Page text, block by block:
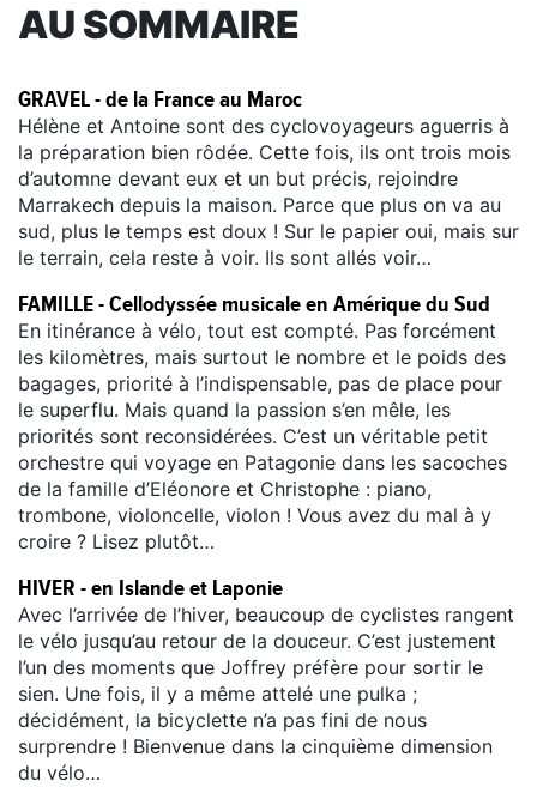
AU SOMMAIRE
GRAVEL - de la France au Maroc
Hélène et Antoine sont des cyclovoyageurs aguerris à
la préparation bien rôdée. Cette fois, ils ont trois mois
d’automne devant eux et un but précis, rejoindre
Marrakech depuis la maison. Parce que plus on va au
sud, plus le temps est doux ! Sur le papier oui, mais sur
le terrain, cela reste à voir. Ils sont allés voir…
FAMILLE - Cellodyssée musicale en Amérique du Sud
En itinérance à vélo, tout est compté. Pas forcément
les kilomètres, mais surtout le nombre et le poids des
bagages, priorité à l’indispensable, pas de place pour
le superflu. Mais quand la passion s’en mêle, les
priorités sont reconsidérées. C’est un véritable petit
orchestre qui voyage en Patagonie dans les sacoches
de la famille d’Eléonore et Christophe : piano,
trombone, violoncelle, violon ! Vous avez du mal à y
croire ? Lisez plutôt…
HIVER - en Islande et Laponie
Avec l’arrivée de l’hiver, beaucoup de cyclistes rangent
le vélo jusqu’au retour de la douceur. C’est justement
l’un des moments que Joffrey préfère pour sortir le
sien. Une fois, il y a même attelé une pulka ;
décidément, la bicyclette n’a pas fini de nous
surprendre ! Bienvenue dans la cinquième dimension
du vélo…